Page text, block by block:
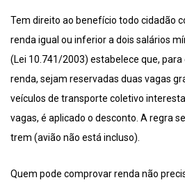
Tem direito ao benefício todo cidadão
renda igual ou inferior a dois salários
(Lei 10.741/2003) estabelece que, para
renda, sejam reservadas duas vagas
veículos de transporte coletivo
vagas, é aplicado o desconto. A regra
trem (avião não está incluso).
Quem pode comprovar renda não